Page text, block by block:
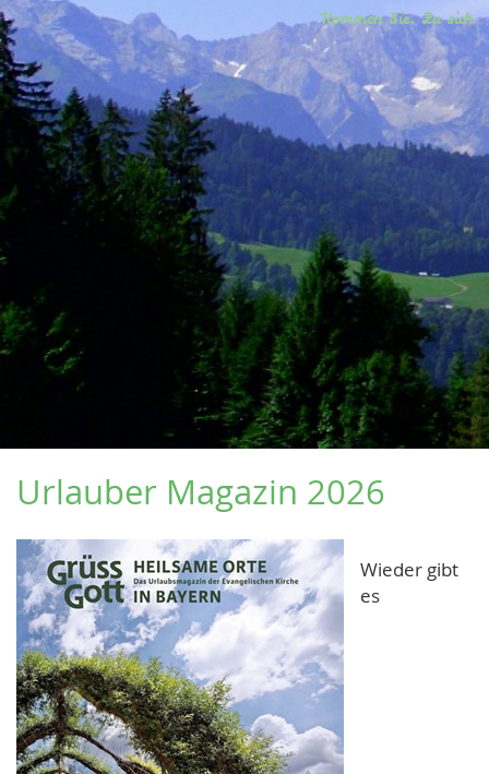
Kommen Sie. Zu sich
Urlauber Magazin 2026
Wieder gibt
es